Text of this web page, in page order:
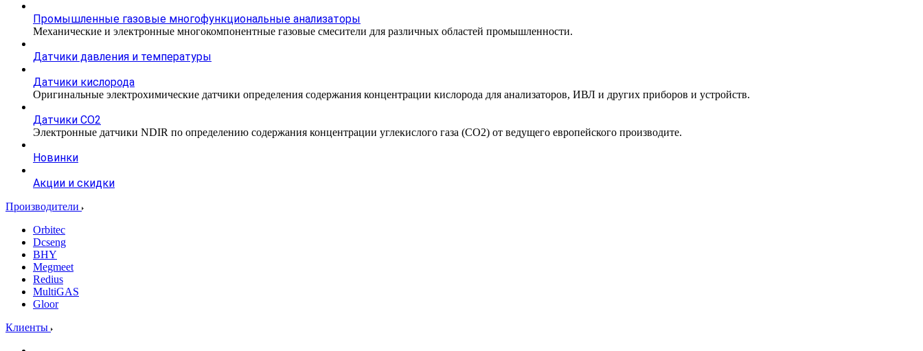
Промышленные газовые многофункциональные анализаторы
Механические и электронные многокомпонентные газовые смесители для различных областей промышленности.
Датчики давления и температуры
Датчики кислорода
Оригинальные электрохимические датчики определения содержания концентрации кислорода для анализаторов, ИВЛ и других приборов и устройств.
Датчики CO2
Электронные датчики NDIR по определению содержания концентрации углекислого газа (СО2) от ведущего европейского производите.
Новинки
Акции и скидки
Производители
Orbitec
Dcseng
BHY
Megmeet
Redius
MultiGAS
Gloor
Клиенты